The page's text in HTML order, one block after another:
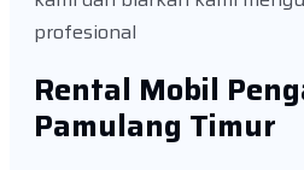
profesional
Rental Mobil
Pamulang Timur